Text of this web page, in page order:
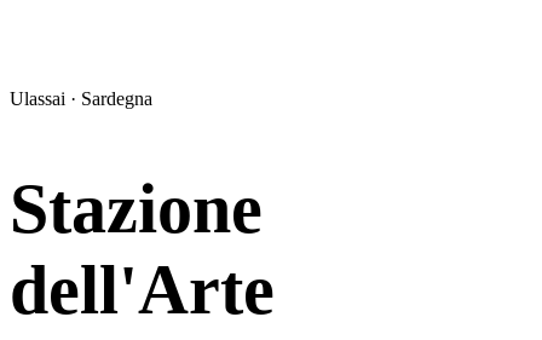
Ulassai · Sardegna
Stazione
dell'Arte